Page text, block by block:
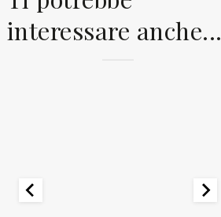
interessare anche...